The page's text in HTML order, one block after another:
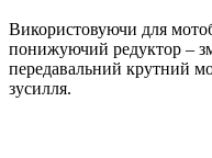
Використовуючи для
понижуючий редуктор –
передавальний крутний
зусилля.